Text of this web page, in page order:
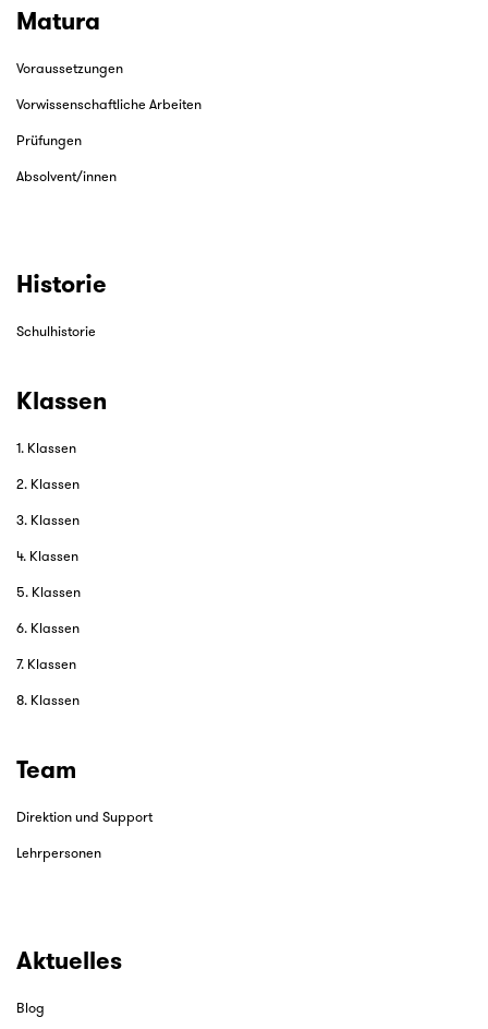
Matura
Voraussetzungen
Vorwissenschaftliche Arbeiten
Prüfungen
Absolvent/innen
Historie
Schulhistorie
Klassen
1. Klassen
2. Klassen
3. Klassen
4. Klassen
5. Klassen
6. Klassen
7. Klassen
8. Klassen
Team
Direktion und Support
Lehrpersonen
Aktuelles
Blog